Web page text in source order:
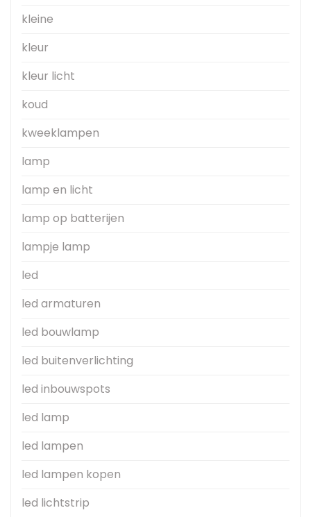
kleine
kleur
kleur licht
koud
kweeklampen
lamp
lamp en licht
lamp op batterijen
lampje lamp
led
led armaturen
led bouwlamp
led buitenverlichting
led inbouwspots
led lamp
led lampen
led lampen kopen
led lichtstrip